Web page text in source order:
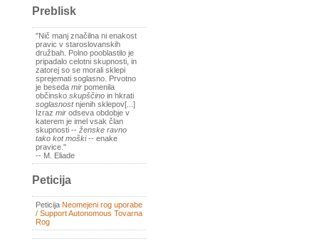
Preblisk
"Nič manj značilna ni enakost
pravic v staroslovanskih
družbah. Polno pooblastilo je
pripadalo celotni skupnosti, in
zatorej so se morali sklepi
sprejemati soglasno. Prvotno
je beseda mir pomenila
občinsko skupščino in hkrati
soglasnostnjenih sklepov[...]
Izraz mir odseva obdobje v
katerem je imel vsak član
skupnosti -- ženske ravno
tako kot moški-- enake
pravice."
-- M. Eliade
Peticija
Peticija Neomejeni rog uporabe
/ Support Autonomous Tovarna
Rog